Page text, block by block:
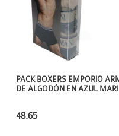
PACK BOXERS EMPORIO
DE ALGODÓN EN AZUL
48.65